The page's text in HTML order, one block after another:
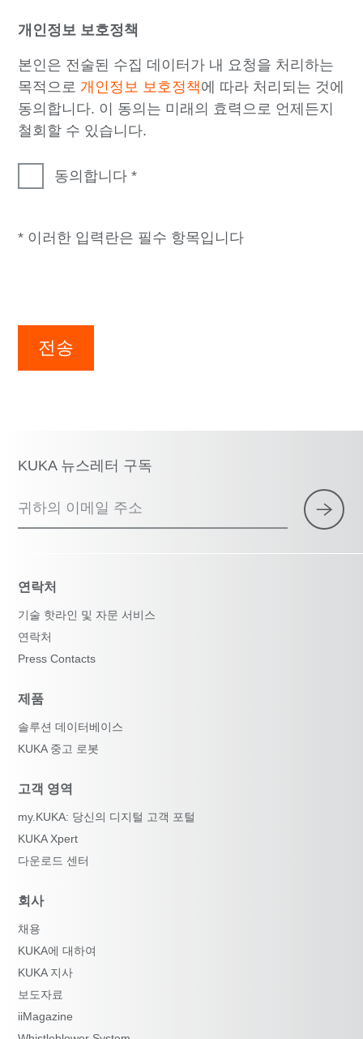
개인정보 보호정책
본인은 전술된 수집 데이터가 내 요청을 처리하는
목적으로개인정보 보호정책에 따라 처리되는 것에
동의합니다. 이 동의는 미래의 효력으로 언제든지
철회할 수 있습니다.
동의합니다
* 이러한 입력란은 필수 항목입니다
전송
KUKA 뉴스레터 구독
귀하의 이메일 주소
연락처
기술 핫라인 및 자문 서비스
연락처
Press Contacts
제품
솔루션 데이터베이스
KUKA 중고 로봇
고객 영역
my.KUKA: 당신의 디지털 고객 포털
KUKA Xpert
다운로드 센터
회사
채용
KUKA에 대하여
KUKA 지사
보도자료
iiMagazine